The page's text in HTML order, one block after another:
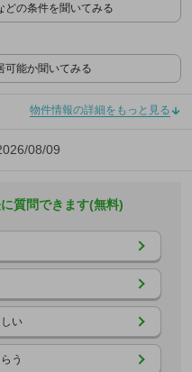
どの条件を聞いてみる
可能か聞いてみる
物件情報の詳細をもっと見る
08/09
質問できます(無料)
い
う